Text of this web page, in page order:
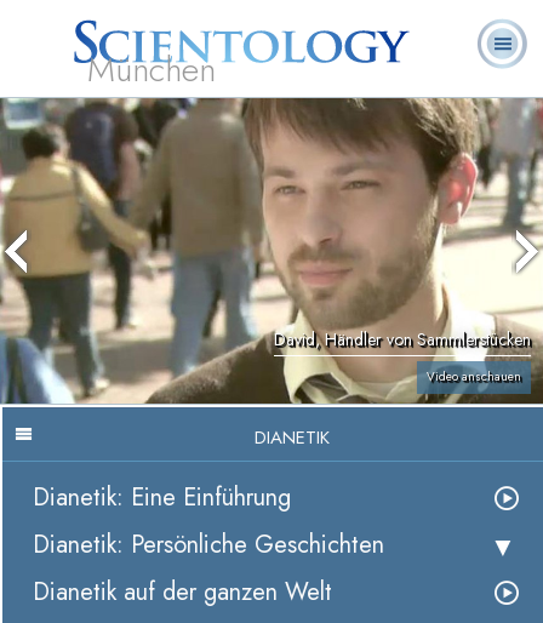
München
L. Ron
Hubbard
Was ist
Scientology?
Ehrenamtliche
Geistliche
Häufig gestellte
Fragen
Bücher
David, Händler von Sammlerstücken
Video anschauen
DIANETIK
Dianetik: Eine Einführung
Dianetik: Persönliche Geschichten
Dianetik auf der ganzen Welt